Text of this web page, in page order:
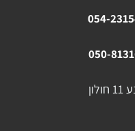
054-
050-